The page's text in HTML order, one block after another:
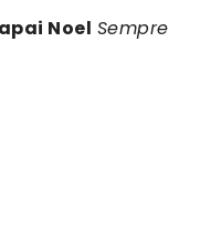
Noel Sempre